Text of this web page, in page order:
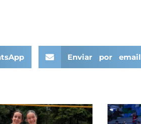
Enviar por email